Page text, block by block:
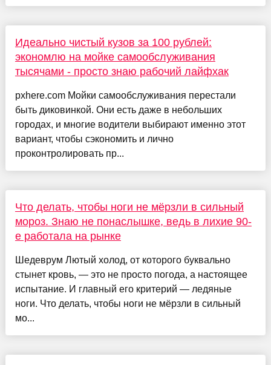
Идеально чистый кузов за 100 рублей:
экономлю на мойке самообслуживания
тысячами - просто знаю рабочий лайфхак
pxhere.com Мойки самообслуживания перестали
быть диковинкой. Они есть даже в небольших
городах, и многие водители выбирают именно этот
вариант, чтобы сэкономить и лично
проконтролировать пр...
Что делать, чтобы ноги не мёрзли в сильный
мороз. Знаю не понаслышке, ведь в лихие 90-
е работала на рынке
Шедеврум Лютый холод, от которого буквально
стынет кровь, — это не просто погода, а настоящее
испытание. И главный его критерий — ледяные
ноги. Что делать, чтобы ноги не мёрзли в сильный
мо...